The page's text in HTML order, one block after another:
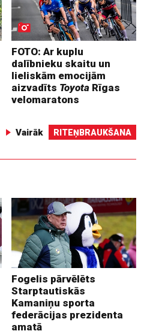
FOTO: Ar kuplu
dalībnieku skaitu un
lieliskām emocijām
aizvadīts Toyota Rīgas
velomaratons
Vairāk RITEŅBRAUKŠANA
Fogelis pārvēlēts
Starptautiskās
Kamaniņu sporta
federācijas prezidenta
amatā